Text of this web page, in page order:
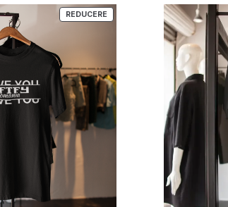
REDUCERE
CU